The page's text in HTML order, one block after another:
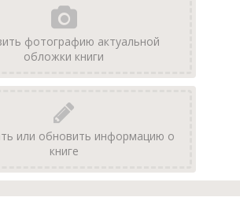
фотографию актуальной
обложки книги
или обновить информацию о
книге